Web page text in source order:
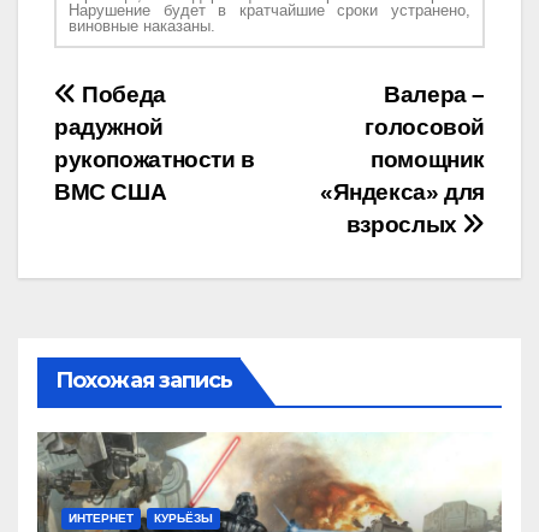
Нарушение будет в кратчайшие сроки устранено,
виновные наказаны.
Навигация
по
записям
Валера –
голосовой
помощник
«Яндекса» для
взрослых
Победа
радужной
рукопожатности в
ВМС США
Похожая запись
ИНТЕРНЕТ КУРЬЁЗЫ